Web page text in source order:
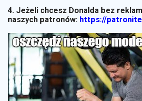
4. Jeżeli chcesz Donalda bez
naszych patronów: https://